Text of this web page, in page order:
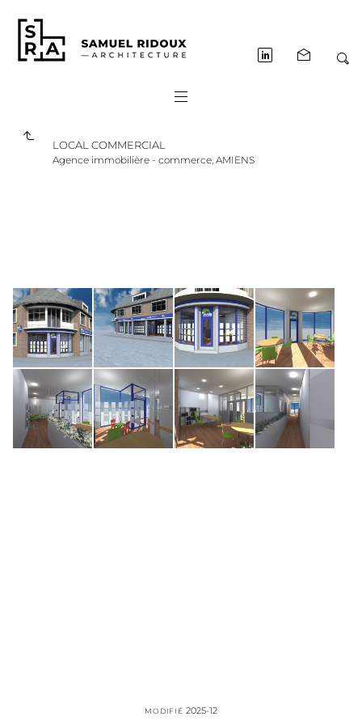
LOCAL COMMERCIAL
Agence immobilière - commerce, AMIENS
MODIFIÉ 2025-12